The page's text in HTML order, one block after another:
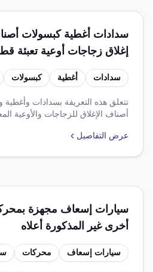
سدادات أغطية كبسولات
إغلاق زجاجات أوعية تعبئة
نقط أنف بلازما جلوكوز
محضرات طبية
سدادات أغطية كبسولات
تتعلق هذه التعريفة بسدادات
أصناف الإغلاق للزجاجات والأوعية
عرض التفاصيل
سيارات إسعاف مجهزة
أخرى غير المذكورة أعلاه
سيارات إسعاف محركات